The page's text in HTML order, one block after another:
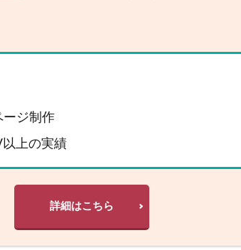
ージ制作
上の実績
詳細はこちら